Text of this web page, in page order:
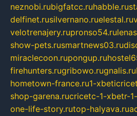
neznobi.rubigfatcc.ruhabble.ru
delfinet.rusilvernano.ruelestal.ru
velotrenajery.rupronso54.ru
show-pets.rusmartnews03.ru
miraclecoon.rupongup.ru
firehunters.rugribowo.rugnalis.ru
hometown-france.ru1-
shop-garena.rucricetc-1-xbetr-
one-life-story.rutop-halyava.ru